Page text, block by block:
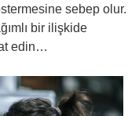
sebep olur.
bir ilişkide
edin…